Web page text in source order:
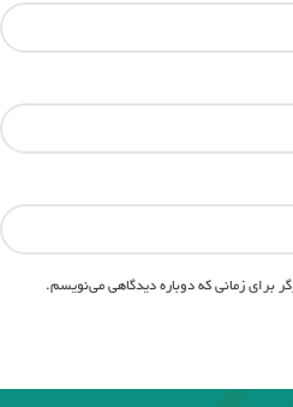
برای زمانی که دوباره دیدگاهی می‌نویسم.